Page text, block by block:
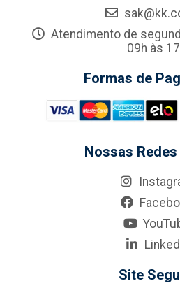
Atendimento de
09h às
Formas de
Nossas
Site